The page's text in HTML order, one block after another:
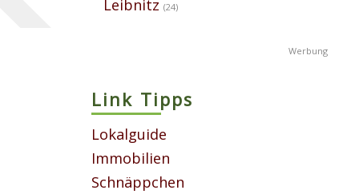
Leibnitz (24)
Link Tipps
Lokalguide
Immobilien
Schnäppchen